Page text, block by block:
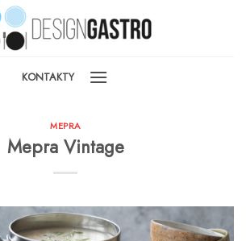
KONTAKTY
MEPRA
Mepra Vintage